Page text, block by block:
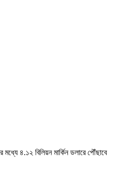
৪.১২ বিলিয়ন মার্কিন ডলারে পৌঁছাবে